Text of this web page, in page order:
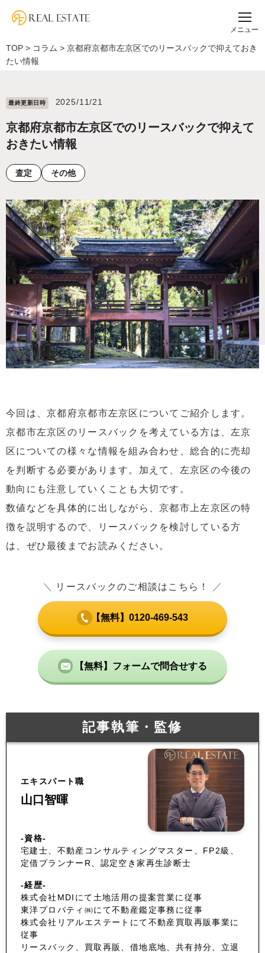
メニュー
TOP > コラム > 京都府京都市左京区でのリースバックで抑えておき
たい情報
最終更新⽇時 2025/11/21
京都府京都市左京区でのリースバックで抑えて
おきたい情報
査定 その他
今回は、京都府京都市左京区についてご紹介します。
京都市左京区のリースバックを考えている方は、左京
区についての様々な情報を組み合わせ、総合的に売却
を判断する必要があります。加えて、左京区の今後の
動向にも注意していくことも大切です。
数値などを具体的に出しながら、京都市上左京区の特
徴を説明するので、リースバックを検討している方
は、ぜひ最後までお読みください。
＼ リースバックのご相談はこちら！ ／
【無料】0120-469-543
【無料】フォームで問合せする
記事執筆・監修
エキスパート職
山口智暉
-資格-
宅建士、不動産コンサルティングマスター、FP2級、
定借プランナーR、認定空き家再生診断士
-経歴-
株式会社MDIにて土地活用の提案営業に従事
東洋プロパティ㈱にて不動産鑑定事務に従事
株式会社リアルエステートにて不動産買取再販事業に
従事
リースバック、買取再販、借地底地、共有持分、立退